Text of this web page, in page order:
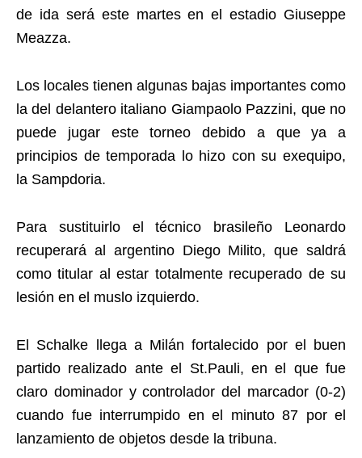
de ida será este martes en el estadio Giuseppe
Meazza.
Los locales tienen algunas bajas importantes como
la del delantero italiano Giampaolo Pazzini, que no
puede jugar este torneo debido a que ya a
principios de temporada lo hizo con su exequipo,
la Sampdoria.
Para sustituirlo el técnico brasileño Leonardo
recuperará al argentino Diego Milito, que saldrá
como titular al estar totalmente recuperado de su
lesión en el muslo izquierdo.
El Schalke llega a Milán fortalecido por el buen
partido realizado ante el St.Pauli, en el que fue
claro dominador y controlador del marcador (0-2)
cuando fue interrumpido en el minuto 87 por el
lanzamiento de objetos desde la tribuna.